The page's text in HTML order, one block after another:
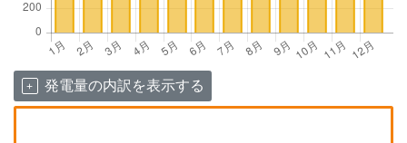
発電量の内訳を表示する